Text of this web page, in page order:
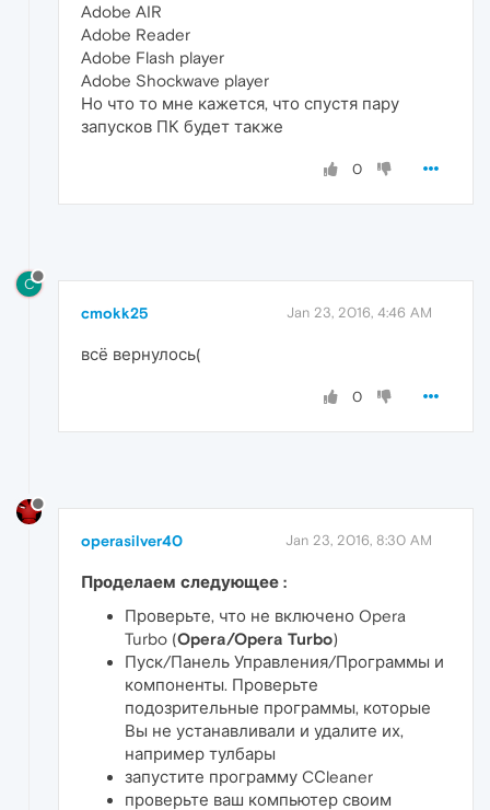
Adobe AIR
Adobe Reader
Adobe Flash player
Adobe Shockwave player
Но что то мне кажется, что спустя пару
запусков ПК будет также
0
C
cmokk25 Jan 23, 2016, 4:46 AM
всё вернулось(
0
operasilver40 Jan 23, 2016, 8:30 AM
Проделаем следующее :
Проверьте, что не включено Opera
Turbo (Opera/Opera Turbo)
Пуск/Панель Управления/Программы и
компоненты. Проверьте
подозрительные программы, которые
Вы не устанавливали и удалите их,
например тулбары
запустите программу CСleaner
проверьте ваш компьютер своим